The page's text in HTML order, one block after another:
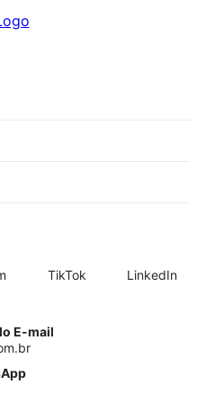
TikTok LinkedIn
E-mail